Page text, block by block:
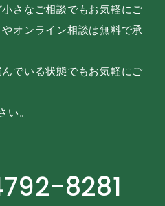
さなご相談でもお気軽にご
オンライン相談は無料で承
でいる状態でもお気軽にご
。
8281